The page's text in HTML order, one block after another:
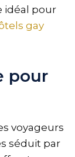
idéal pour
gay
pour
voyageurs
séduit par